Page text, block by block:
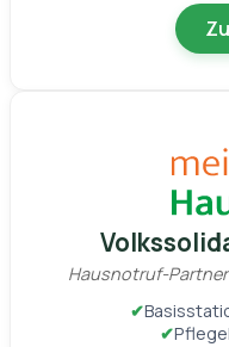
Hausnotruf-
✔
✔